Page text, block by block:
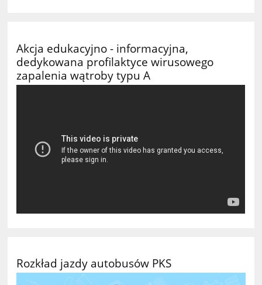
Akcja edukacyjno - informacyjna,
dedykowana profilaktyce wirusowego
zapalenia wątroby typu A
Rozkład jazdy autobusów PKS